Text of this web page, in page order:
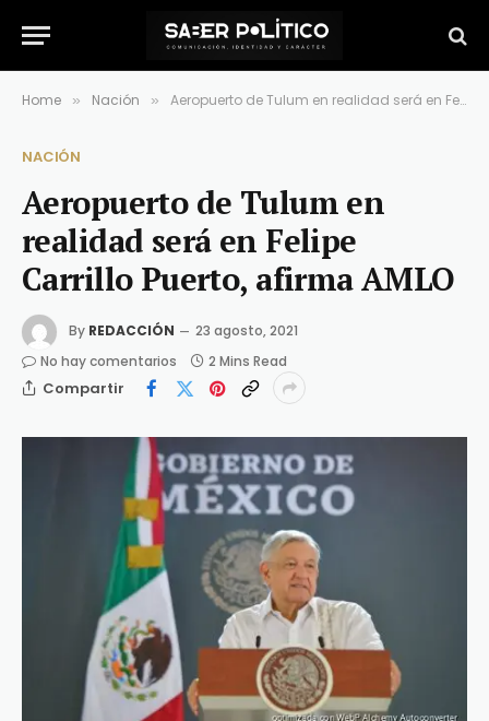
Home » Nación » Aeropuerto de Tulum en realidad será en Felipe Carrillo Puerto, afirma AMLO
NACIÓN
Aeropuerto de Tulum en
realidad será en Felipe
Carrillo Puerto, afirma AMLO
By REDACCIÓN
23 agosto, 2021
No hay comentarios
2 Mins Read
Compartir